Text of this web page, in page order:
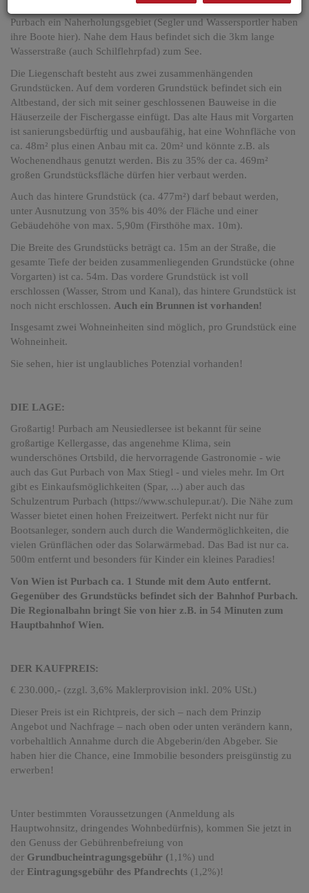
Purbach ein Naherholungsgebiet (Segler und Wassersportler haben
ihre Boote hier). Nahe dem Haus befindet sich die 3km lange
Wasserstraße (auch Schilflehrpfad) zum See.
Die Liegenschaft besteht aus zwei zusammenhängenden
Grundstücken. Auf dem vorderen Grundstück befindet sich ein
Altbestand, der sich mit seiner geschlossenen Bauweise in die
Häuserzeile der Fischergasse einfügt. Das alte Haus mit Vorgarten
ist sanierungsbedürftig und ausbaufähig, hat eine Wohnfläche von
ca. 48m² plus einen Anbau mit ca. 20m² und könnte z.B. als
Wochenendhaus genutzt werden. Bis zu 35% der ca. 469m²
großen Grundstücksfläche dürfen hier verbaut werden.
Auch das hintere Grundstück (ca. 477m²) darf bebaut werden,
unter Ausnutzung von 35% bis 40% der Fläche und einer
Gebäudehöhe von max. 5,90m (Firsthöhe max. 10m).
Die Breite des Grundstücks beträgt ca. 15m an der Straße, die
gesamte Tiefe der beiden zusammenliegenden Grundstücke (ohne
Vorgarten) ist ca. 54m. Das vordere Grundstück ist voll
erschlossen (Wasser, Strom und Kanal), das hintere Grundstück ist
noch nicht erschlossen. Auch ein Brunnen ist vorhanden!
Insgesamt zwei Wohneinheiten sind möglich, pro Grundstück eine
Wohneinheit.
Sie sehen, hier ist unglaubliches Potenzial vorhanden!
DIE LAGE:
Großartig! Purbach am Neusiedlersee ist bekannt für seine
großartige Kellergasse, das angenehme Klima, sein
wunderschönes Ortsbild, die hervorragende Gastronomie - wie
auch das Gut Purbach von Max Stiegl - und vieles mehr. Im Ort
gibt es Einkaufsmöglichkeiten (Spar, ...) aber auch das
Schulzentrum Purbach (https://www.schulepur.at/). Die Nähe zum
Wasser bietet einen hohen Freizeitwert. Perfekt nicht nur für
Bootsanleger, sondern auch durch die Wandermöglichkeiten, die
vielen Grünflächen oder das Solarwärmebad. Das Bad ist nur ca.
500m entfernt und besonders für Kinder ein kleines Paradies!
Von Wien ist Purbach ca. 1 Stunde mit dem Auto entfernt.
Gegenüber des Grundstücks befindet sich der Bahnhof Purbach.
Die Regionalbahn bringt Sie von hier z.B. in 54 Minuten zum
Hauptbahnhof Wien.
DER KAUFPREIS:
€ 230.000,- (zzgl. 3,6% Maklerprovision inkl. 20% USt.)
Dieser Preis ist ein Richtpreis, der sich – nach dem Prinzip
Angebot und Nachfrage – nach oben oder unten verändern kann,
vorbehaltlich Annahme durch die Abgeberin/den Abgeber. Sie
haben hier die Chance, eine Immobilie besonders preisgünstig zu
erwerben!
Unter bestimmten Voraussetzungen (Anmeldung als
Hauptwohnsitz, dringendes Wohnbedürfnis), kommen Sie jetzt in
den Genuss der Gebührenbefreiung von
der Grundbucheintragungsgebühr (1,1%) und
der Eintragungsgebühr des Pfandrechts (1,2%)!